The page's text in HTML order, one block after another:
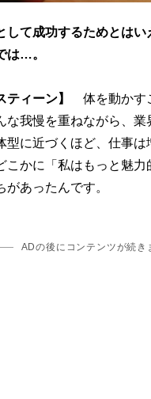
て成功するためとはい
は…。
ティーン】
体を動かす
な我慢を重ねながら、業
型に近づくほど、仕事は
こかに「私はもっと魅力
があったんです。
ADの後にコンテンツが続き